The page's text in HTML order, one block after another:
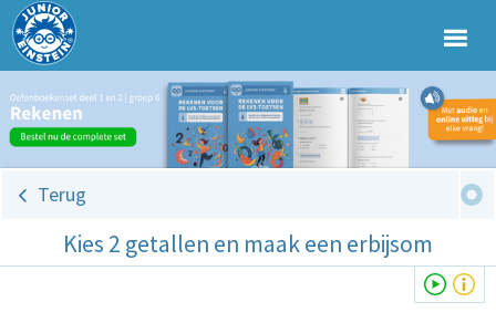
Terug
Kies 2 getallen en maak een erbijsom